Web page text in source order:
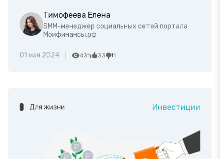
Тимофеева Елена
SMM-менеджер социальных сетей портала
Моифинансы.рф
01 мая 2024 431 33 1
Для жизни Инвестиции